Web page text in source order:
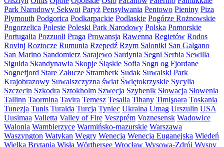
Park Narodowy Sekwoi Paryż Pensylwania Pentowo Pieniny Piza
Plymouth Podgorica Podkarpackie Podlaskie Pogórze Rożnowskie
Pogorzelica Polesie Poleski Park Narodowy Polska Pomorskie
Portugalia Pozzuoli Praga Prowansja Rawenna Regietów Rodos
Rovinj Roztocze Rumunia Rzepedź Rzym Saloniki San Galgano
San Marino Sandomierz Sarajewo Sardynia Segni Serbia Sewilla
Sigulda Skandynawia Skopje Śląskie Sofia Sogn og Fjordane
Sognefjord Stare Załucze Štramberk Sudak Suwalski Park
Krajobrazowy Suwalszczyzna świat Świętokrzyskie Sycylia
Szczecin Szkodra Sztokholm Szwecja Szybenik Słowacja Słowenia
Tallinn Taormina Tavira Temesz Tesalia Tihany Timişoara Toskania
Tunezja Tunis Turaida Turcja Tyniec Ukraina Umag Urszulin USA
Uusimaa Valletta Valley of Fire Veszprém Voznesensk Wadowice
Walonia Wambierzyce Warmińsko-mazurskie Warszawa
Waszyngton Watykan Węgry Wenecja Wenecja Euganejska Wiedeń
Wielka Brytania Wisła Wörthersee Wrocław Wysowa-Zdrój Wyspy